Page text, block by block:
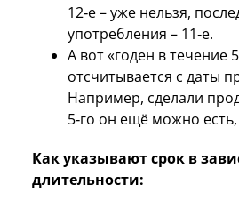
12‑е – уже нельзя,
употребления – 11‑е.
А вот «годен в течение
отсчитывается с даты
Например, сделали
5‑го он ещё можно есть,
Как указывают срок в
длительности: